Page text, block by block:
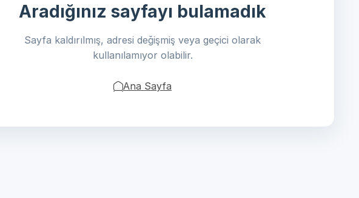
Aradığınız sayfayı bulamadık
Sayfa kaldırılmış, adresi değişmiş veya geçici olarak
kullanılamıyor olabilir.
Ana Sayfa